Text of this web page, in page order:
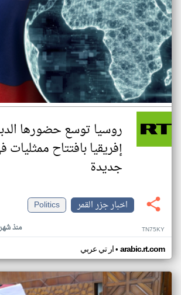
روسيا توسع حضورها
جديدة
اخبار جزر القمر
Politics
منذ TN75KY
ار تي عربي• arabic.rt.com